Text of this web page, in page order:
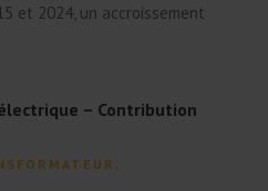
et 2024, un accroissement
– Contribution
,